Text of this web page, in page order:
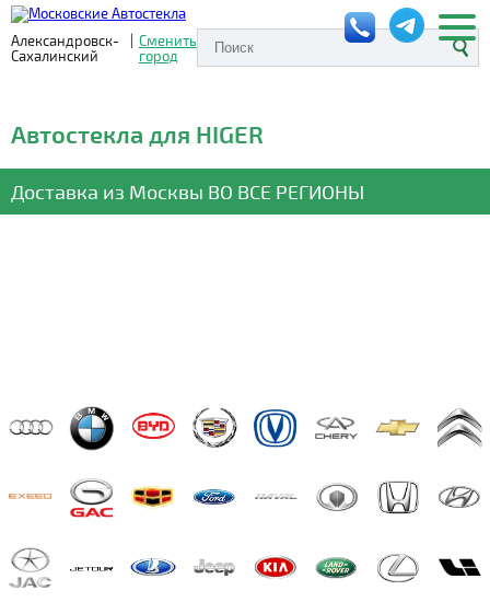
Александровск-
Сахалинский
| Сменить
город
Автостекла для HIGER
Доставка из Москвы ВО ВСЕ РЕГИОНЫ